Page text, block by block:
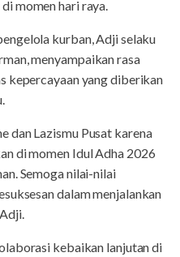
momen hari raya.
kurban, Adji selaku
menyampaikan rasa
kepercayaan yang diberikan
dan Lazismu Pusat karena
di momen Idul Adha 2026
Semoga nilai-nilai
dalam menjalankan
kebaikan lanjutan di